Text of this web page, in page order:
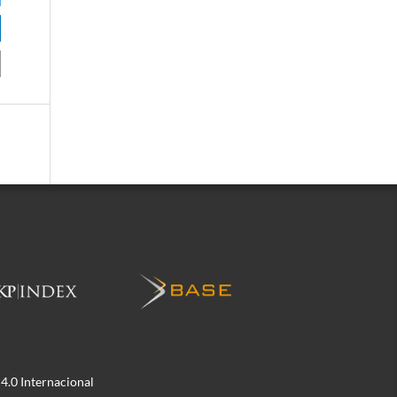
Internacional